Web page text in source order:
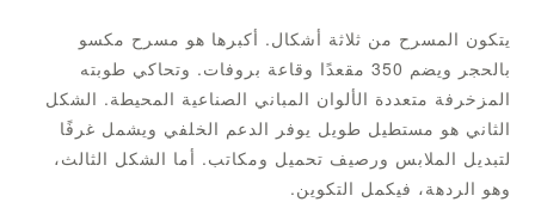
يتكون المسرح من ثلاثة أشكال. أكبرها هو مسرح مكسو
بالحجر ويضم 350 مقعدًا وقاعة بروفات. وتحاكي طوبته
المزخرفة متعددة الألوان المباني الصناعية المحيطة. الشكل
الثاني هو مستطيل طويل يوفر الدعم الخلفي ويشمل غرفًا
لتبديل الملابس ورصيف تحميل ومكاتب. أما الشكل الثالث،
وهو الردهة، فيكمل التكوين.